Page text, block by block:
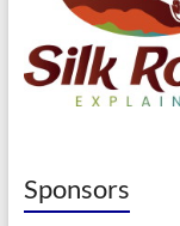
Sponsors